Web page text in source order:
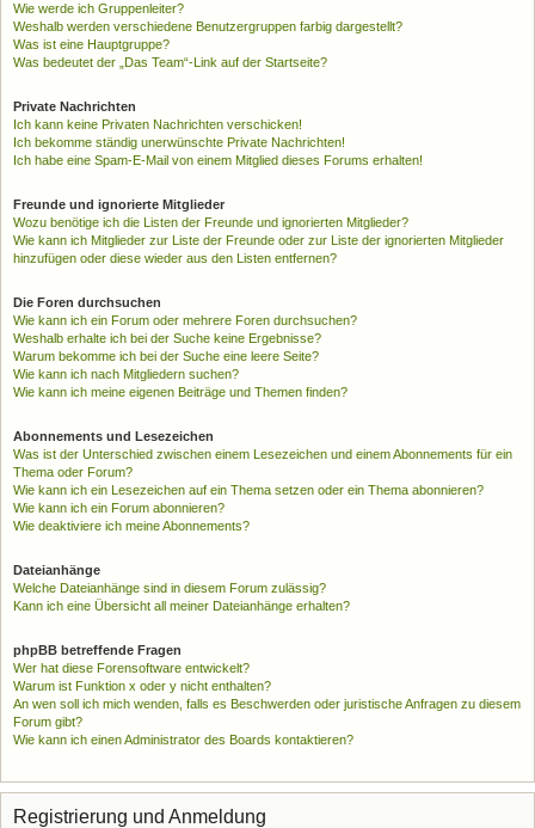
Wie werde ich Gruppenleiter?
Weshalb werden verschiedene Benutzergruppen farbig dargestellt?
Was ist eine Hauptgruppe?
Was bedeutet der „Das Team“-Link auf der Startseite?
Private Nachrichten
Ich kann keine Privaten Nachrichten verschicken!
Ich bekomme ständig unerwünschte Private Nachrichten!
Ich habe eine Spam-E-Mail von einem Mitglied dieses Forums erhalten!
Freunde und ignorierte Mitglieder
Wozu benötige ich die Listen der Freunde und ignorierten Mitglieder?
Wie kann ich Mitglieder zur Liste der Freunde oder zur Liste der ignorierten Mitglieder
hinzufügen oder diese wieder aus den Listen entfernen?
Die Foren durchsuchen
Wie kann ich ein Forum oder mehrere Foren durchsuchen?
Weshalb erhalte ich bei der Suche keine Ergebnisse?
Warum bekomme ich bei der Suche eine leere Seite?
Wie kann ich nach Mitgliedern suchen?
Wie kann ich meine eigenen Beiträge und Themen finden?
Abonnements und Lesezeichen
Was ist der Unterschied zwischen einem Lesezeichen und einem Abonnements für ein
Thema oder Forum?
Wie kann ich ein Lesezeichen auf ein Thema setzen oder ein Thema abonnieren?
Wie kann ich ein Forum abonnieren?
Wie deaktiviere ich meine Abonnements?
Dateianhänge
Welche Dateianhänge sind in diesem Forum zulässig?
Kann ich eine Übersicht all meiner Dateianhänge erhalten?
phpBB betreffende Fragen
Wer hat diese Forensoftware entwickelt?
Warum ist Funktion x oder y nicht enthalten?
An wen soll ich mich wenden, falls es Beschwerden oder juristische Anfragen zu diesem
Forum gibt?
Wie kann ich einen Administrator des Boards kontaktieren?
Registrierung und Anmeldung